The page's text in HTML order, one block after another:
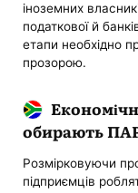
іноземних
податкової й
етапи необхідно
прозорою.
обирають
Розмірковуючи
підприємців